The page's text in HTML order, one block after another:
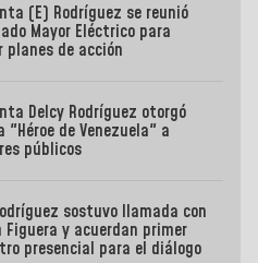
(E) Rodríguez se reunió
Mayor Eléctrico para
planes de acción
Delcy Rodríguez otorgó
"Héroe de Venezuela" a
públicos
sostuvo llamada con
Figuera y acuerdan primer
presencial para el diálogo